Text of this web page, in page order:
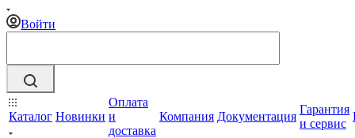
Войти
Каталог Новинки
Оплата
и
доставка
Компания Документация
Гарантия
и сервис